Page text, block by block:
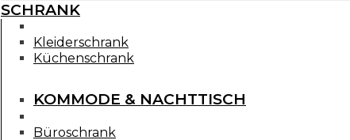
SCHRANK
Kleiderschrank
Küchenschrank
KOMMODE & NACHTTISCH
Büroschrank